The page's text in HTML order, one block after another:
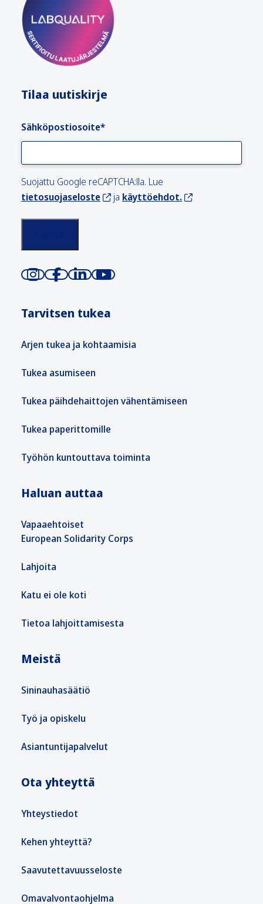
Tilaa uutiskirje
Sähköpostiosoite*
Suojattu Google reCAPTCHA:lla. Lue
tietosuojaseloste
ja käyttöehdot.
Tarvitsen tukea
Arjen tukea ja kohtaamisia
Tukea asumiseen
Tukea päihdehaittojen vähentämiseen
Tukea paperittomille
Työhön kuntouttava toiminta
Haluan auttaa
Vapaaehtoiset
European Solidarity Corps
Lahjoita
Katu ei ole koti
Tietoa lahjoittamisesta
Meistä
Sininauhasäätiö
Työ ja opiskelu
Asiantuntijapalvelut
Ota yhteyttä
Yhteystiedot
Kehen yhteyttä?
Saavutettavuusseloste
Omavalvontaohjelma